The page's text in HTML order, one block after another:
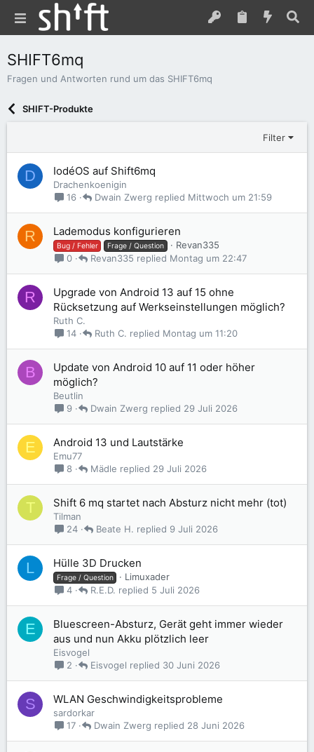
SHIFT6mq
Fragen und Antworten rund um das SHIFT6mq
SHIFT-Produkte
Filter
D IodéOS auf Shift6mq
Drachenkoenigin
16
Mittwoch um 21:59
Dwain Zwerg
R Lademodus konfigurieren
Bug / Fehler Frage / Question
Revan335
0
Montag um 22:47
Revan335
R
Upgrade von Android 13 auf 15 ohne
Rücksetzung auf Werkseinstellungen möglich?
Ruth C.
14
Montag um 11:20
Ruth C.
B
Update von Android 10 auf 11 oder höher
möglich?
Beutlin
9
29 Juli 2026
Dwain Zwerg
E Android 13 und Lautstärke
Emu77
8
29 Juli 2026
Mädle
T Shift 6 mq startet nach Absturz nicht mehr (tot)
Tilman
24
9 Juli 2026
Beate H.
L Hülle 3D Drucken
Frage / Question
Limuxader
4
5 Juli 2026
R.E.D.
E
Bluescreen-Absturz, Gerät geht immer wieder
aus und nun Akku plötzlich leer
Eisvogel
2
30 Juni 2026
Eisvogel
S WLAN Geschwindigkeitsprobleme
sardorkar
17
28 Juni 2026
Dwain Zwerg